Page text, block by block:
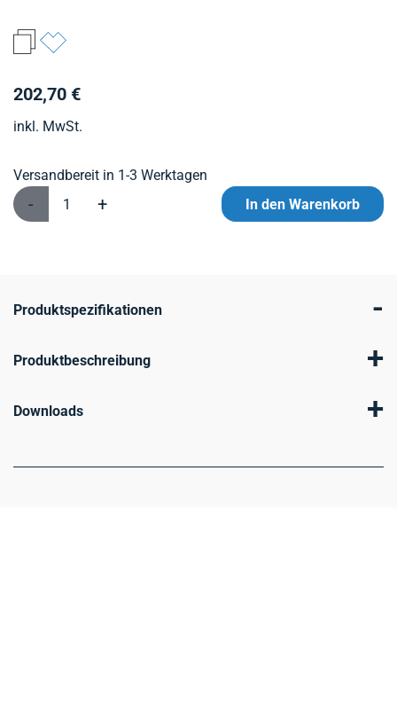
202,70 €
inkl. MwSt.
Versandbereit in 1-3 Werktagen
- + In den Warenkorb
Produktspezifikationen -
Produktbeschreibung +
Downloads +